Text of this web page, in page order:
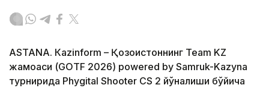
ASTANА. Кazinform – Қозоғистоннинг Team KZ
жамоаси (GOTF 2026) powered by Samruk-Kazyna
турнирида Phygital Shooter CS 2 йўналиши бўйича